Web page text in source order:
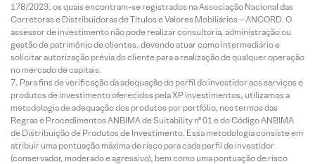
178/2023, os quais encontram-se registrados na Associação Nacional das
Corretoras e Distribuidoras de Títulos e Valores Mobiliários – ANCORD. O
assessor de investimento não pode realizar consultoria, administração ou
gestão de patrimônio de clientes, devendo atuar como intermediário e
solicitar autorização prévia do cliente para a realização de qualquer operação
no mercado de capitais.
Para fins de verificação da adequação do perfil do investidor aos serviços e
produtos de investimento oferecidos pela XP Investimentos, utilizamos a
metodologia de adequação dos produtos por portfólio, nos termos das
Regras e Procedimentos ANBIMA de Suitability nº 01 e do Código ANBIMA
de Distribuição de Produtos de Investimento. Essa metodologia consiste em
atribuir uma pontuação máxima de risco para cada perfil de investidor
(conservador, moderado e agressivo), bem como uma pontuação de risco